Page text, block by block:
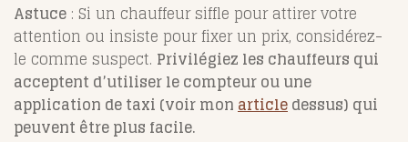
Astuce : Si un chauffeur siffle pour attirer votre
attention ou insiste pour fixer un prix, considérez-
le comme suspect. Privilégiez les chauffeurs qui
acceptent d’utiliser le compteur ou une
application de taxi (voir monarticledessus) qui
peuvent être plus facile.